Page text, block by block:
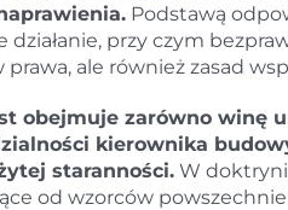
Podstawą
działanie, przy czym
ale również zasad
obejmuje zarówno winę
kierownika
staranności. W
od wzorców